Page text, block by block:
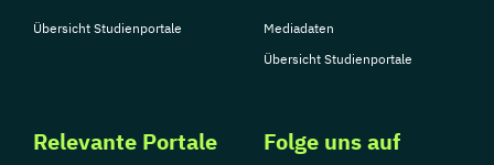
Übersicht Studienportale
Mediadaten
Übersicht Studienportale
Relevante Portale Folge uns auf